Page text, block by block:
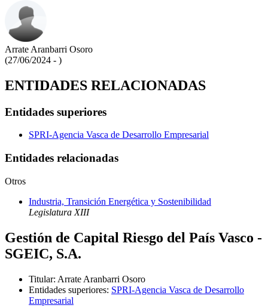
Arrate Aranbarri Osoro
(27/06/2024 - )
ENTIDADES RELACIONADAS
Entidades superiores
SPRI-Agencia Vasca de Desarrollo Empresarial
Entidades relacionadas
Otros
Industria, Transición Energética y Sostenibilidad
Legislatura XIII
Gestión de Capital Riesgo del País Vasco -
SGEIC, S.A.
Titular: Arrate Aranbarri Osoro
Entidades superiores: SPRI-Agencia Vasca de Desarrollo
Empresarial